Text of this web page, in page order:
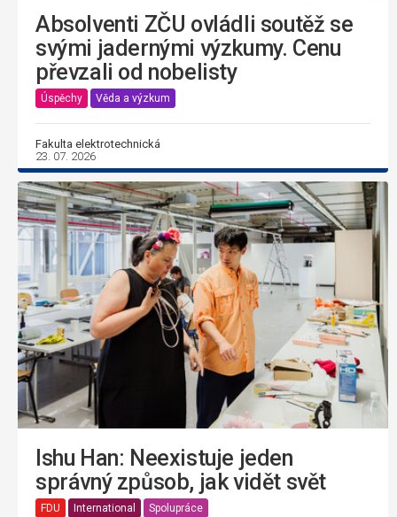
Absolventi ZČU ovládli soutěž se
svými jadernými výzkumy. Cenu
převzali od nobelisty
Úspěchy Věda a výzkum
Fakulta elektrotechnická
23. 07. 2026
Ishu Han: Neexistuje jeden
správný způsob, jak vidět svět
FDU International Spolupráce